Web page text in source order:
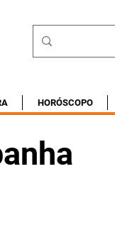
HORÓSCOPO